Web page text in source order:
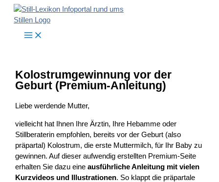
Zum
Inhalt
Kolostrumgewinnung vor der
Geburt (Premium-Anleitung)
Liebe werdende Mutter,
vielleicht hat Ihnen Ihre Ärztin, Ihre Hebamme oder
Stillberaterin empfohlen, bereits vor der Geburt (also
präpartal) Kolostrum, die erste Muttermilch, für Ihr Baby zu
gewinnen. Auf dieser aufwendig erstellten Premium-Seite
erhalten Sie dazu eineausführliche Anleitung mit vielen
Kurzvideos und Illustrationen. So klappt die präpartale